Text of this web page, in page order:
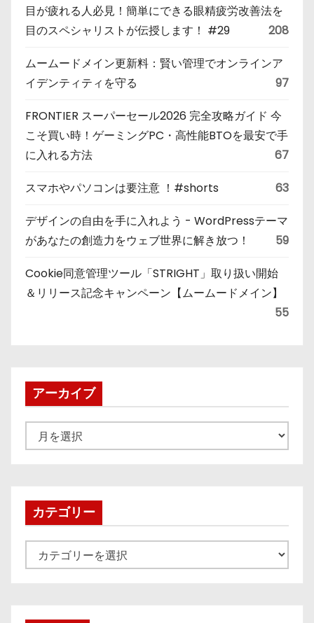
目が疲れる人必見！簡単にできる眼精疲労改善法を
目のスペシャリストが伝授します！ #29
208
ムームードメイン更新料：賢い管理でオンラインア
イデンティティを守る
97
FRONTIER スーパーセール2026 完全攻略ガイド 今
こそ買い時！ゲーミングPC・高性能BTOを最安で手
に入れる方法
67
スマホやパソコンは要注意 ！#shorts 63
デザインの自由を手に入れよう - WordPressテーマ
があなたの創造力をウェブ世界に解き放つ！
59
Cookie同意管理ツール「STRIGHT」取り扱い開始
＆リリース記念キャンペーン【ムームードメイン】
55
アーカイブ
ー
ブカテゴリー
テ